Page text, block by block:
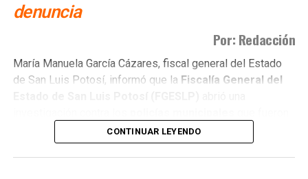
denuncia
Por: Redacción
María Manuela García Cázares, fiscal general del Estado
de San Luis Potosí, informó que la Fiscalía General del
captados en cámara en un sitio que las autoridades tienen
identificado comopunto de venta de drogas.
CONTINUAR LEYENDO